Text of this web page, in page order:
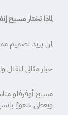
لماذا تختار مسبح
لمن يريد تصميم
خيار مثالي للفلل
مسبح أوفرفلو
ويعطي شعورًا